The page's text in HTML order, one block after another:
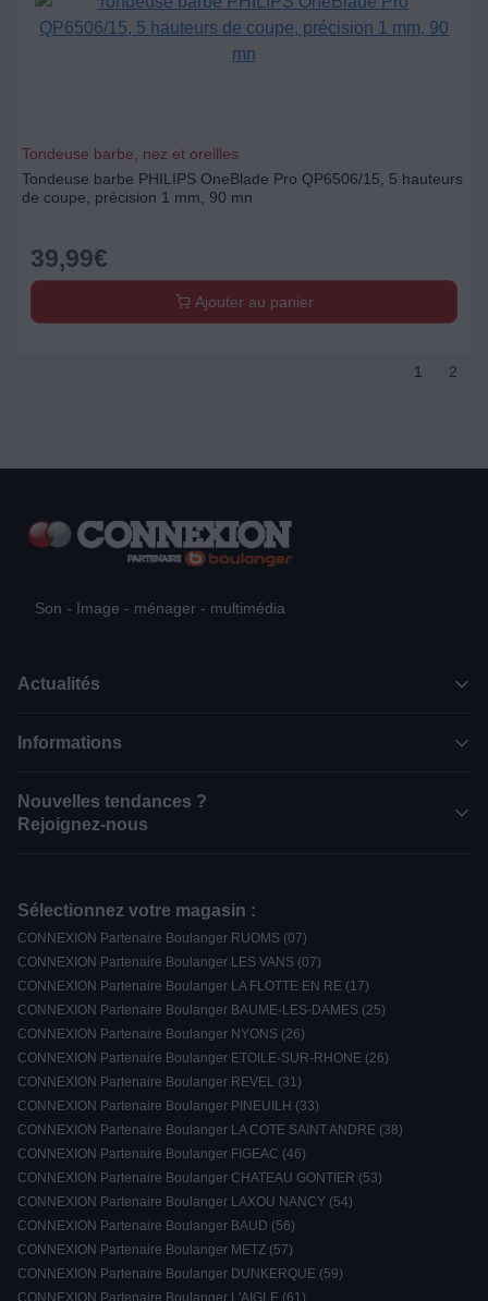
Tondeuse barbe, nez et oreilles
Tondeuse barbe PHILIPS OneBlade Pro QP6506/15, 5 hauteurs
de coupe, précision 1 mm, 90 mn
39,99€
Ajouter au panier
1 2
Son - Image - ménager - multimédia
Actualités
Informations
Nouvelles tendances ?
Rejoignez-nous
Sélectionnez votre magasin :
CONNEXION Partenaire Boulanger RUOMS (07)
CONNEXION Partenaire Boulanger LES VANS (07)
CONNEXION Partenaire Boulanger LA FLOTTE EN RE (17)
CONNEXION Partenaire Boulanger BAUME-LES-DAMES (25)
CONNEXION Partenaire Boulanger NYONS (26)
CONNEXION Partenaire Boulanger ETOILE-SUR-RHONE (26)
CONNEXION Partenaire Boulanger REVEL (31)
CONNEXION Partenaire Boulanger PINEUILH (33)
CONNEXION Partenaire Boulanger LA COTE SAINT ANDRE (38)
CONNEXION Partenaire Boulanger FIGEAC (46)
CONNEXION Partenaire Boulanger CHATEAU GONTIER (53)
CONNEXION Partenaire Boulanger LAXOU NANCY (54)
CONNEXION Partenaire Boulanger BAUD (56)
CONNEXION Partenaire Boulanger METZ (57)
CONNEXION Partenaire Boulanger DUNKERQUE (59)
CONNEXION Partenaire Boulanger L'AIGLE (61)